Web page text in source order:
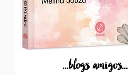
...blogs amigos...